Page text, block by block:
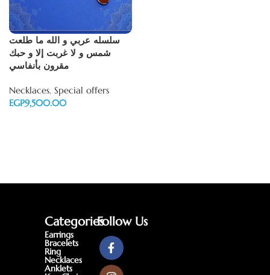
سلسله عربي و الله ما طلعت
شمس و لا غربت إلا و حبك
مقرون بأنفاسي
Necklaces, Special offers
EGP
Categories
Earrings
Bracelets
Ring
Necklaces
Anklets
Follow Us